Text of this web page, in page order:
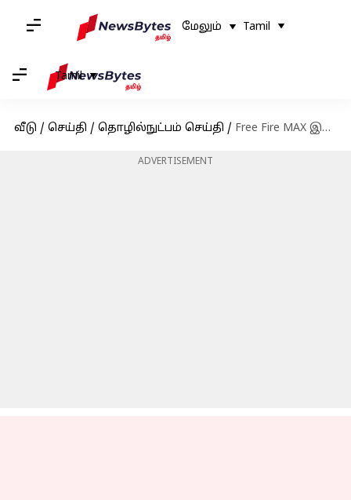
மேலும் Tamil
Tamil
வீடு / செய்தி / தொழில்நுட்பம் செய்தி / Free Fire MAX இலவச குறியீடுகள்: செப்டம்பர் 10-க்கான குறியீடுகள் பெறுவதற்கான வழிமுறைகள்
ADVERTISEMENT